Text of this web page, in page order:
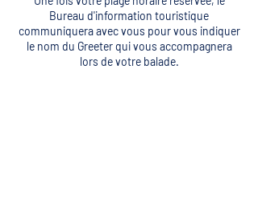
Bureau d'information touristique
communiquera avec vous pour vous indiquer
le nom du Greeter qui vous accompagnera
lors de votre balade.